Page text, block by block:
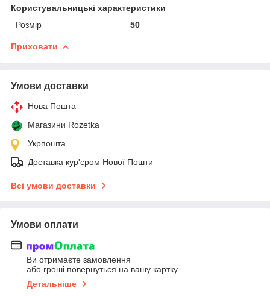
Користувальницькі характеристики
Розмір
50
Приховати
Умови доставки
Нова Пошта
Магазини Rozetka
Укрпошта
Доставка кур'єром Нової Пошти
Всі умови доставки
Умови оплати
Ви отримаєте замовлення
або гроші повернуться на вашу картку
Детальніше